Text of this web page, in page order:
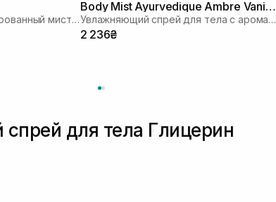
Увлажняющий парфюмированный мист для тела
Body Mist Ayurvedique Ambre Vanille
Patchouli 200 мл
Увлажняющий спрей для тела с ароматом амбры, ванили и пачули
2 236₴
для тела Глицерин